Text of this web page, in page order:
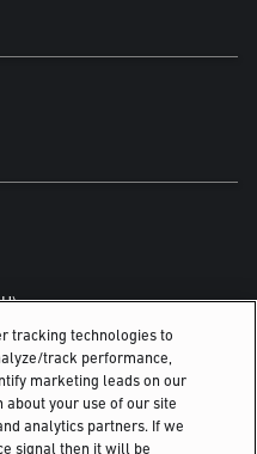
行管理，可最大程度地提高
速的交付意味着客户可以依
tracking technologies to
track performance,
marketing leads on our
your use of our site
analytics partners. If we
signal then it will be